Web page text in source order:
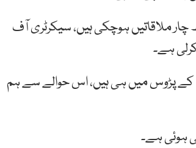
چار ملاقاتیں ہوچکی ہیں، سیکرٹری آف
ہے۔
کے پڑوس میں ہی ہیں، اس حوالے سے ہم
ہوئی ہے۔